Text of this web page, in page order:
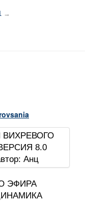
→
ЭФИРА